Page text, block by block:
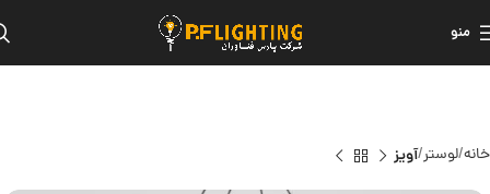
منو
خانه لوستر آویز